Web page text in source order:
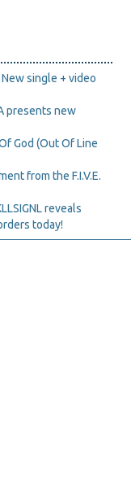
single + video
presents new
God (Out Of Line
from the F.I.V.E.
reveals
today!